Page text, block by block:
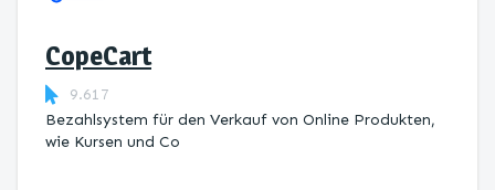
CopeCart
9.617
Bezahlsystem für den Verkauf von Online Produkten,
wie Kursen und Co